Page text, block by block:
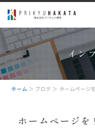
イン
ホーム ＞ ブログ ＞ ホームページ
ホームページを